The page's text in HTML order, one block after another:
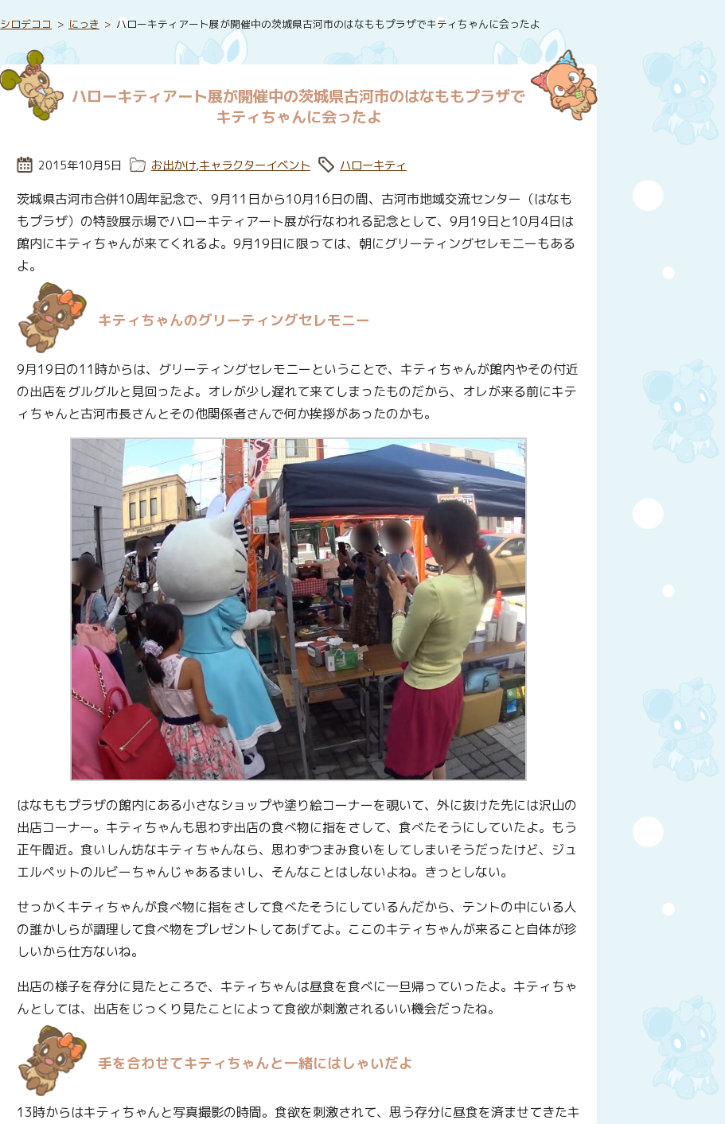
シロデココ にっき ハローキティアート展が開催中の茨城県古河市のはなももプラザでキティちゃんに会ったよ
ハローキティアート展が開催中の茨城県古河市のはなももプラザで
キティちゃんに会ったよ
投稿日:
2015年10月5日 カテゴリー:
お出かけ,キャラクターイベント タグ:
ハローキティ
茨城県古河市合併10周年記念で、9月11日から10月16日の間、古河市地域交流センター（はなも
もプラザ）の特設展示場でハローキティアート展が行なわれる記念として、9月19日と10月4日は
館内にキティちゃんが来てくれるよ。9月19日に限っては、朝にグリーティングセレモニーもある
よ。
キティちゃんのグリーティングセレモニー
9月19日の11時からは、グリーティングセレモニーということで、キティちゃんが館内やその付近
の出店をグルグルと見回ったよ。オレが少し遅れて来てしまったものだから、オレが来る前にキテ
ィちゃんと古河市長さんとその他関係者さんで何か挨拶があったのかも。
はなももプラザの館内にある小さなショップや塗り絵コーナーを覗いて、外に抜けた先には沢山の
出店コーナー。キティちゃんも思わず出店の食べ物に指をさして、食べたそうにしていたよ。もう
正午間近。食いしん坊なキティちゃんなら、思わずつまみ食いをしてしまいそうだったけど、ジュ
エルペットのルビーちゃんじゃあるまいし、そんなことはしないよね。きっとしない。
せっかくキティちゃんが食べ物に指をさして食べたそうにしているんだから、テントの中にいる人
の誰かしらが調理して食べ物をプレゼントしてあげてよ。ここのキティちゃんが来ること自体が珍
しいから仕方ないね。
出店の様子を存分に見たところで、キティちゃんは昼食を食べに一旦帰っていったよ。キティちゃ
んとしては、出店をじっくり見たことによって食欲が刺激されるいい機会だったね。
手を合わせてキティちゃんと一緒にはしゃいだよ
13時からはキティちゃんと写真撮影の時間。食欲を刺激されて、思う存分に昼食を済ませてきたキ